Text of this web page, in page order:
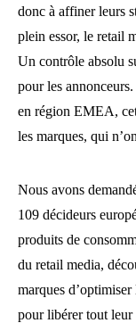
donc à affiner leurs
plein essor, le retail
Un contrôle absolu
pour les
en région EMEA,
les marques, qui
Nous avons
109 décideurs
produits de
du retail media,
marques
pour libérer tout leur